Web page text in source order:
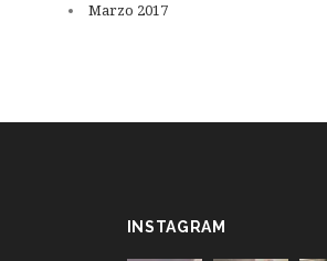
Marzo 2017
INSTAGRAM